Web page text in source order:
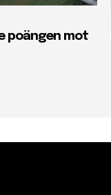
poängen mot